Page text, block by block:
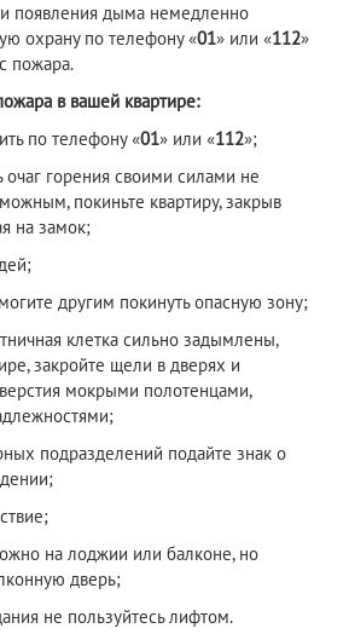
появления дыма немедленно
охрану по телефону «01» или «112»
пожара.
в вашей квартире:
по телефону «01» или «112»;
очаг горения своими силами не
покиньте квартиру, закрыв
на замок;
другим покинуть опасную зону;
клетка сильно задымлены,
закройте щели в дверях и
мокрыми полотенцами,
подразделений подайте знак о
на лоджии или балконе, но
дверь;
не пользуйтесь лифтом.